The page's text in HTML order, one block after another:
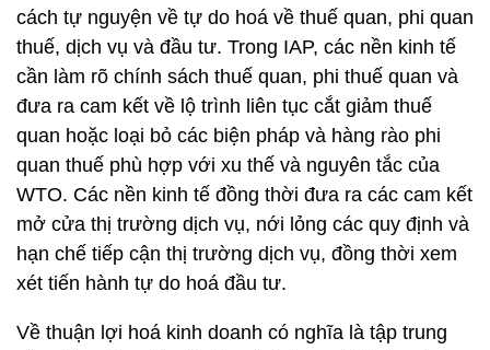
cách tự nguyện về tự do hoá về thuế quan, phi quan
thuế, dịch vụ và đầu tư. Trong IAP, các nền kinh tế
cần làm rõ chính sách thuế quan, phi thuế quan và
đưa ra cam kết về lộ trình liên tục cắt giảm thuế
quan hoặc loại bỏ các biện pháp và hàng rào phi
quan thuế phù hợp với xu thế và nguyên tắc của
WTO. Các nền kinh tế đồng thời đưa ra các cam kết
mở cửa thị trường dịch vụ, nới lỏng các quy định và
hạn chế tiếp cận thị trường dịch vụ, đồng thời xem
xét tiến hành tự do hoá đầu tư.
Về thuận lợi hoá kinh doanh có nghĩa là tập trung